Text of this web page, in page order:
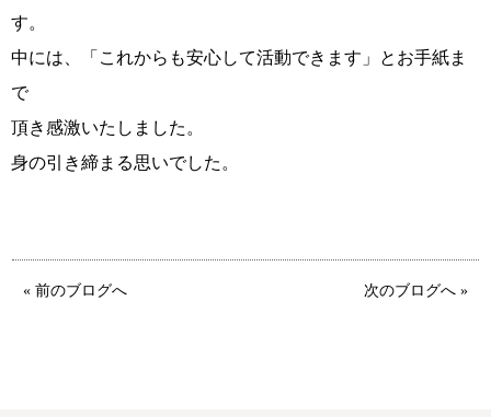
鹿児島店
す。
中には、「これからも安心して活動できます」とお手紙ま
で
頂き感激いたしました。
身の引き締まる思いでした。
« 前のブログへ 次のブログへ »